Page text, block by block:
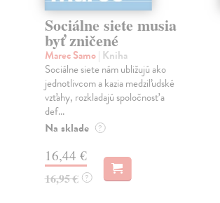
Sociálne siete musia
byť zničené
Marec Samo| Kniha
Sociálne siete nám ubližujú ako
jednotlivcom a kazia medziľudské
vzťahy, rozkladajú spoločnosť a
def...
Na sklade ?
16,44 €
16,95 € ?